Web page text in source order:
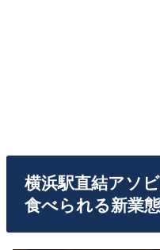
横浜駅直結アソ
食べられる新業態